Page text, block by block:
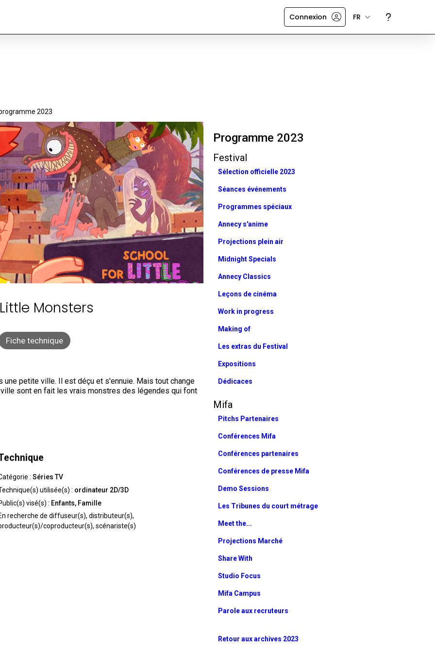
Connexion FR
2023
Monsters
Fiche technique
petite ville. Il est déçu et s'ennuie. Mais tout change
sont en fait les vrais monstres des légendes qui font
: Séries TV
utilisée(s) : ordinateur 2D/3D
visé(s) : Enfants, Famille
recherche de diffuseur(s), distributeur(s),
coproducteur(s), scénariste(s)
Programme 2023
Festival
Sélection officielle 2023
Séances événements
Programmes spéciaux
Annecy s'anime
Projections plein air
Midnight Specials
Annecy Classics
Leçons de cinéma
Work in progress
Making of
Les extras du Festival
Expositions
Dédicaces
Mifa
Pitchs Partenaires
Conférences Mifa
Conférences partenaires
Conférences de presse Mifa
Demo Sessions
Les Tribunes du court métrage
Meet the...
Projections Marché
Share With
Studio Focus
Mifa Campus
Parole aux recruteurs
Retour aux archives 2023